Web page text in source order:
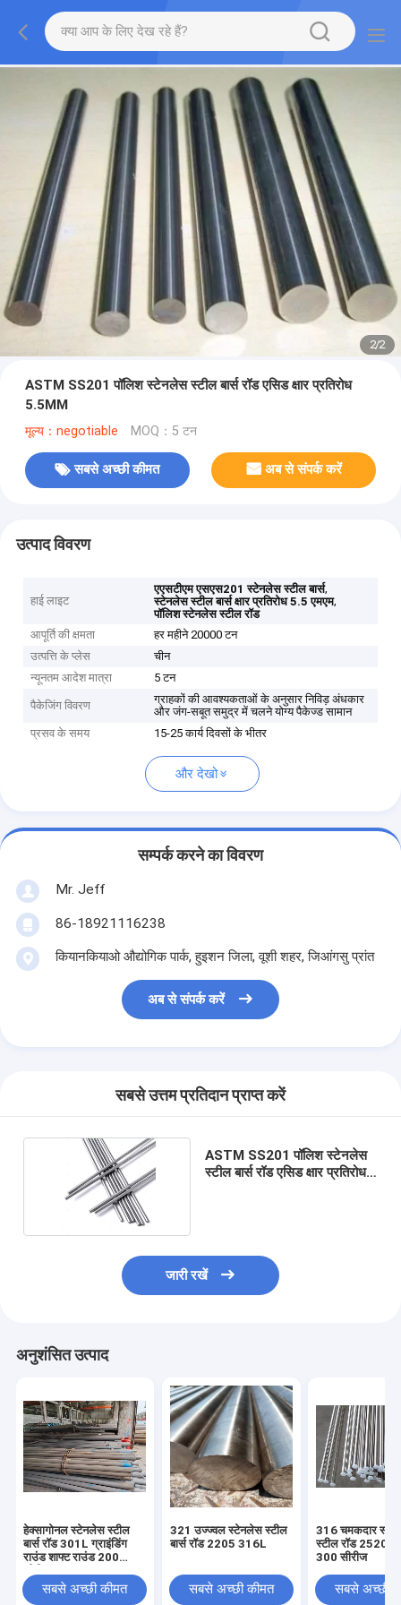
2/2
ASTM SS201 पॉलिश स्टेनलेस स्टील बार्स रॉड एसिड क्षार प्रतिरोध
5.5MM
मूल्य：negotiable MOQ：5 टन
सबसे अच्छी कीमत अब से संपर्क करें
उत्पाद विवरण
हाई लाइट
एएसटीएम एसएस201 स्टेनलेस स्टील बार्स,
स्टेनलेस स्टील बार्स क्षार प्रतिरोध 5.5 एमएम,
पॉलिश स्टेनलेस स्टील रॉड
आपूर्ति की क्षमता
हर महीने 20000 टन
उत्पत्ति के प्लेस
चीन
न्यूनतम आदेश मात्रा
5 टन
पैकेजिंग विवरण
ग्राहकों की आवश्यकताओं के अनुसार निविड़ अंधकार
और जंग-सबूत समुद्र में चलने योग्य पैकेज्ड सामान
प्रसव के समय
15-25 कार्य दिवसों के भीतर
और देखो
सम्पर्क करने का विवरण
Mr. Jeff
86-18921116238
कियानकियाओ औद्योगिक पार्क, हुइशन जिला, वूशी शहर, जिआंगसु प्रांत
अब से संपर्क करें
सबसे उत्तम प्रतिदान प्राप्त करें
ASTM SS201 पॉलिश स्टेनलेस
स्टील बार्स रॉड एसिड क्षार प्रतिरोध
जारी रखें
अनुशंसित उत्पाद
हेक्सागोनल स्टेनलेस स्टील
बार्स रॉड 301L ग्राइंडिंग
राउंड शाफ्ट राउंड 200
सबसे अच्छी कीमत
321 उज्ज्वल स्टेनलेस स्टील
बार्स रॉड 2205 316L
सबसे अच्छी कीमत
316 चमकदार
स्टील रॉड 2520
300 सीरीज
सबसे अच्छी